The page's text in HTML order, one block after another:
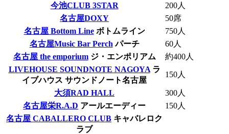
今池CLUB 3STAR
200人
名古屋DOXY
50席
名古屋 Bottom Line ボトムライン
750人
名古屋Music Bar Perch パーチ
60人
名古屋 the emporium ジ・エンポリアム
約400人
LIVEHOUSE SOUNDNOTE NAGOYA ラ
イブハウス サウンドノート名古屋
150人
大須RAD HALL
300人
名古屋栄R.A.D アールエーディー
150人
名古屋 CABALLERO CLUB キャバレロク
ラブ